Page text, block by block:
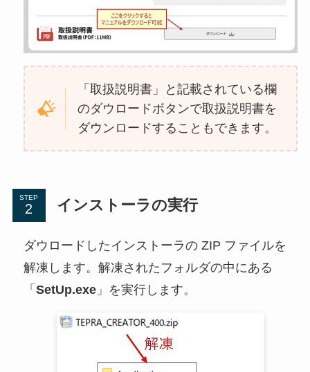
「取扱説明書」と記載されている欄
のダウロードボタンで取扱説明書を
ダウンロードすることもできます。
STEP インストーラの実行
ダウロードしたインストーラの ZIP ファイルを
解凍します。解凍されたフォルダの中にある
「 SetUp.exe」を実行します。